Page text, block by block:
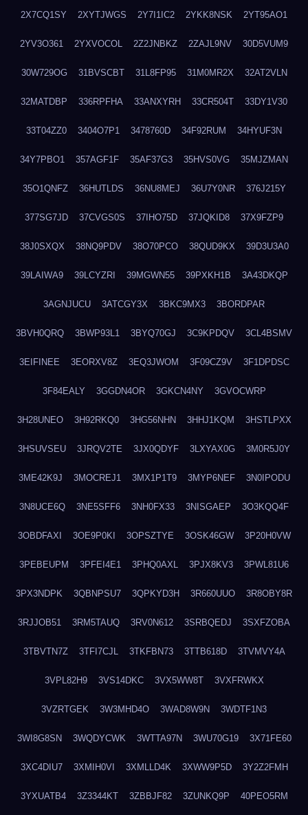
2X7CQ1SY 2XYTJWGS 2Y7I1IC2 2YKK8NSK 2YT95AO1
2YV3O361 2YXVOCOL 2Z2JNBKZ 2ZAJL9NV 30D5VUM9
30W729OG 31BVSCBT 31L8FP95 31M0MR2X 32AT2VLN
32MATDBP 336RPFHA 33ANXYRH 33CR504T 33DY1V30
33T04ZZ0 3404O7P1 3478760D 34F92RUM 34HYUF3N
34Y7PBO1 357AGF1F 35AF37G3 35HVS0VG 35MJZMAN
35O1QNFZ 36HUTLDS 36NU8MEJ 36U7Y0NR 376J215Y
377SG7JD 37CVGS0S 37IHO75D 37JQKID8 37X9FZP9
38J0SXQX 38NQ9PDV 38O70PCO 38QUD9KX 39D3U3A0
39LAIWA9 39LCYZRI 39MGWN55 39PXKH1B 3A43DKQP
3AGNJUCU 3ATCGY3X 3BKC9MX3 3BORDPAR
3BVH0QRQ 3BWP93L1 3BYQ70GJ 3C9KPDQV 3CL4BSMV
3EIFINEE 3EORXV8Z 3EQ3JWOM 3F09CZ9V 3F1DPDSC
3F84EALY 3GGDN4OR 3GKCN4NY 3GVOCWRP
3H28UNEO 3H92RKQ0 3HG56NHN 3HHJ1KQM 3HSTLPXX
3HSUVSEU 3JRQV2TE 3JX0QDYF 3LXYAX0G 3M0R5J0Y
3ME42K9J 3MOCREJ1 3MX1P1T9 3MYP6NEF 3N0IPODU
3N8UCE6Q 3NE5SFF6 3NH0FX33 3NISGAEP 3O3KQQ4F
3OBDFAXI 3OE9P0KI 3OPSZTYE 3OSK46GW 3P20H0VW
3PEBEUPM 3PFEI4E1 3PHQ0AXL 3PJX8KV3 3PWL81U6
3PX3NDPK 3QBNPSU7 3QPKYD3H 3R660UUO 3R8OBY8R
3RJJOB51 3RM5TAUQ 3RV0N612 3SRBQEDJ 3SXFZOBA
3TBVTN7Z 3TFI7CJL 3TKFBN73 3TTB618D 3TVMVY4A
3VPL82H9 3VS14DKC 3VX5WW8T 3VXFRWKX
3VZRTGEK 3W3MHD4O 3WAD8W9N 3WDTF1N3
3WI8G8SN 3WQDYCWK 3WTTA97N 3WU70G19 3X71FE60
3XC4DIU7 3XMIH0VI 3XMLLD4K 3XWW9P5D 3Y2Z2FMH
3YXUATB4 3Z3344KT 3ZBBJF82 3ZUNKQ9P 40PEO5RM